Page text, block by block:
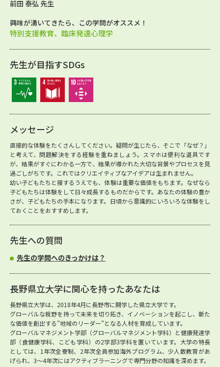
前田 泰弘 先生
興味が湧いてきたら、この学問がオススメ！
特別支援教育、臨床発達心理学
先生が目指すSDGs
メッセージ
直接的な体験をたくさんしてください。疑問が生じたら、そこで「なぜ？」
と考えて、問題解決をする経験を重ねましょう。スマホは便利な道具です
が、結果がすぐにわかる一方で、結果が導かれた大切な背景やプロセスを見
過ごしがちです。これではクリエイティブなアイデアは生まれません。
幼い子どもたちと接するうえでも、体験は重要な価値をもちます。なぜなら
子どもたちは体験をして日々成長するものだからです。あなたの体験の豊か
さが、子どもたちの手本になります。日頃から意識的にいろいろな体験をし
ておくことをおすすめします。
先生への質問
先生の学問へのきっかけは？
長野県立大学に関心を持ったあなたは
長野県立大学は、2018年4月に長野市に開学した県立大学です。
グローバルな視野を持って未来を切り拓き、イノベーションを起こし、新た
な価値を創出する”地域のリーダー”となる人材を育成しています。
グローバルマネジメント学部（グローバルマネジメント学科）と健康発達学
部（食健康学科、こども学科）の2学部3学科を置いています。大学の特長
としては、1年次全寮制、2年次全員参加海外プログラム、少人数教育があ
げられ、3～4年次にはアクティブラーニングで専門分野の知識を深めます。